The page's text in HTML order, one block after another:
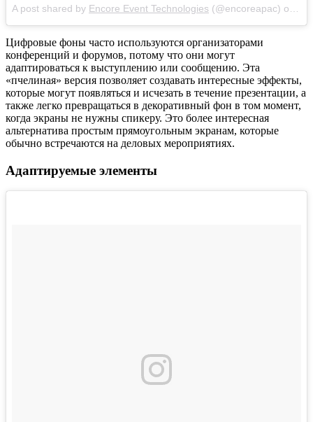
A post shared by Encore Event Technologies (@encoreapac) on
Цифровые фоны часто используются организаторами
конференций и форумов, потому что они могут
адаптироваться к выступлению или сообщению. Эта
«пчелиная» версия позволяет создавать интересные эффекты,
которые могут появляться и исчезать в течение презентации, а
также легко превращаться в декоративный фон в том момент,
когда экраны не нужны спикеру. Это более интересная
альтернатива простым прямоугольным экранам, которые
обычно встречаются на деловых мероприятиях.
Адаптируемые элементы